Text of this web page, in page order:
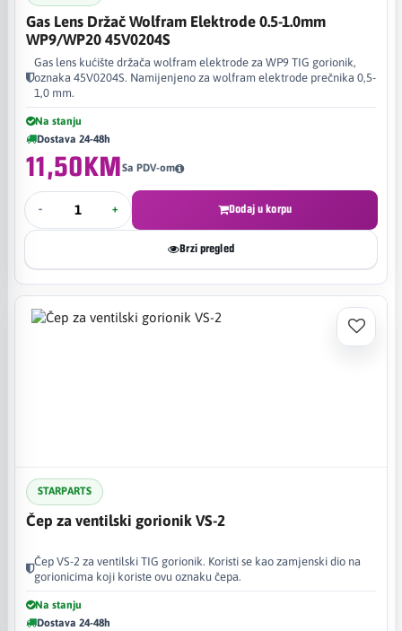
Gas Lens Držač Wolfram Elektrode 0.5-1.0mm
WP9/WP20 45V0204S
Gas lens kućište držača wolfram elektrode za WP9 TIG gorionik,
oznaka 45V0204S. Namijenjeno za wolfram elektrode prečnika 0,5-
1,0 mm.
Na stanju
Dostava 24-48h
11,50KMSa PDV-om
- + Dodaj u korpu
Brzi pregled
STARPARTS
Čep za ventilski gorionik VS-2
Čep VS-2 za ventilski TIG gorionik. Koristi se kao zamjenski dio na
gorionicima koji koriste ovu oznaku čepa.
Na stanju
Dostava 24-48h